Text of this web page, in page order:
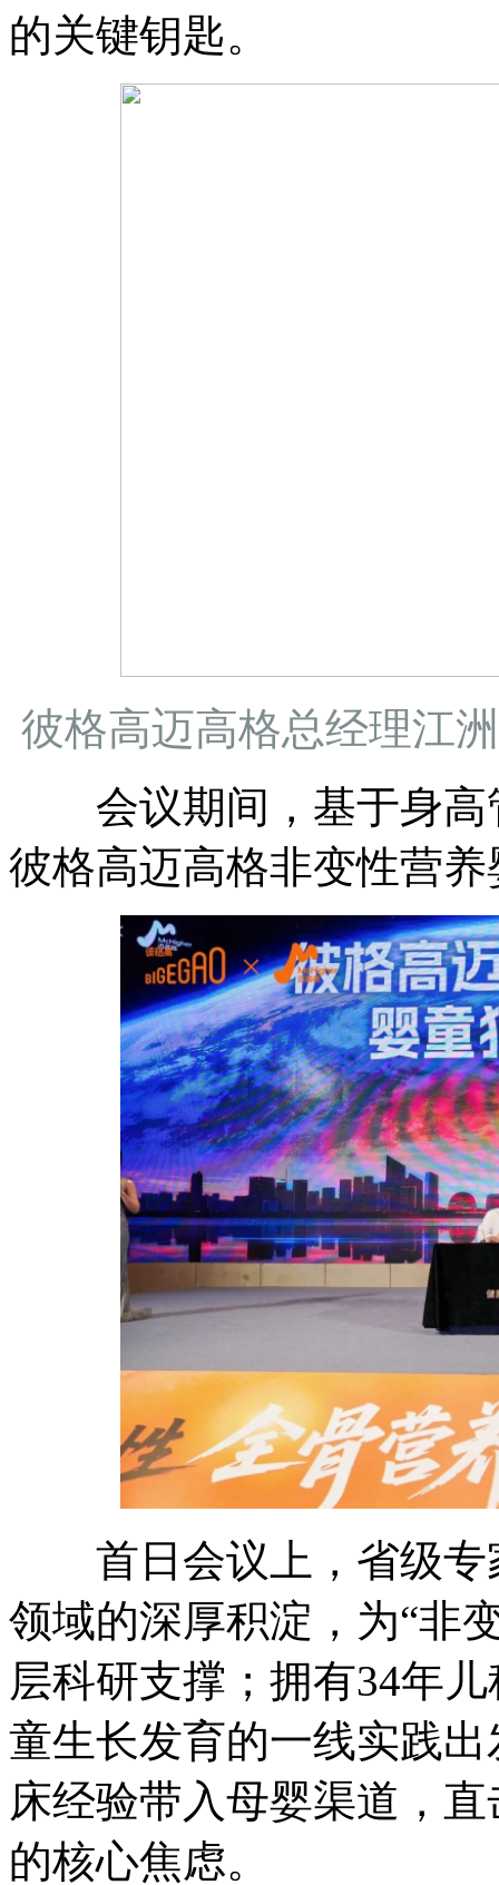
的关键钥匙。
彼格高迈高格总经理江
会议期间，基于身高
彼格高迈高格非变性营
首日会议上，省级专
领域的深厚积淀，为“非
层科研支撑；拥有34年
童生长发育的一线实践
床经验带入母婴渠道，
的核心焦虑。